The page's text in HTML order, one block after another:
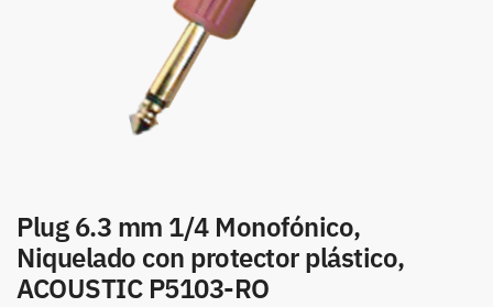
Plug 6.3 mm 1/4 Monofónico,
Niquelado con protector plástico,
ACOUSTIC P5103-RO